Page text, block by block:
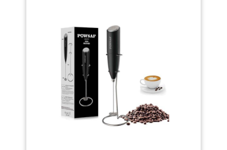
Unique, Facile à Transporter --
le mousseur à lait adopte un
design humanisé à bouton
unique, qui peut être facilement
contrôlé d'une seule main et
fonctionne avec un faible bruit.
La poignée ergonomique du
mousseur à lait est confortable
à tenir, et le corps léger est
pratique à transporter, de sorte
que vous pouvez profiter de
boissons savoureuses à tout
moment à la maison, au bureau
ondes pour le chauffer. Ajoutez
le couvercle et le filtre pour
obtenir en quelques secondes
une mousse douce et
gourmande, comme celle d’un
bar. POUR TOUS LES GOÛTS :
Obtenez une mousse dense et